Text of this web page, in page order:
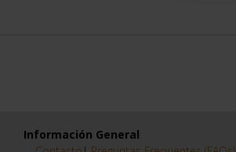
Información General